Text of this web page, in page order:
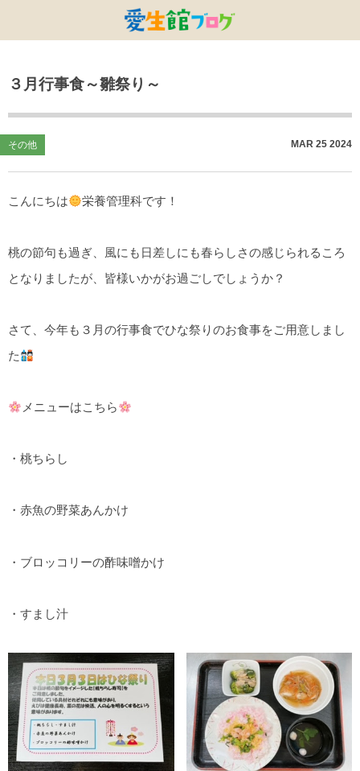
３月行事食～雛祭り～
その他 MAR 25 2024
こんにちは 栄養管理科です！
桃の節句も過ぎ、風にも日差しにも春らしさの感じられるころ
となりましたが、皆様いかがお過ごしでしょうか？
さて、今年も３月の行事食でひな祭りのお食事をご用意しまし
た
メニューはこちら
・桃ちらし
・赤魚の野菜あんかけ
・ブロッコリーの酢味噌かけ
・すまし汁
健康管理センター
訪問リハビリセンター
小規模ひまわり
碧南市養護老人ホーム
CPひまわり
初任者研修
DSひまわり・安城
ひよこっこ
こども園ひまわり
たいよう
ひだまり
ハーモニーホール
お知らせ